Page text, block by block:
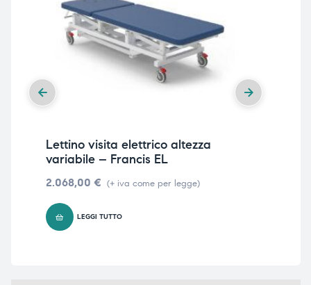
Lettino visita elettrico altezza
variabile – Francis EL
2.068,00 € (+ iva come per legge)
LEGGI TUTTO